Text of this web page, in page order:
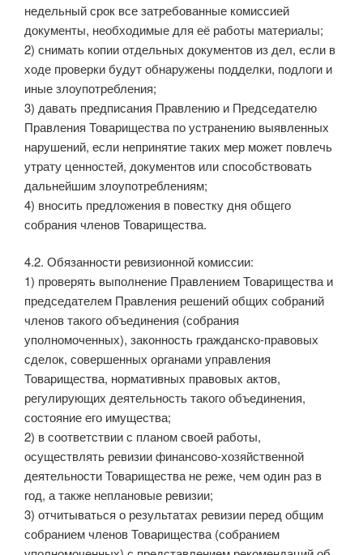
недельный срок все затребованные комиссией
документы, необходимые для её работы материалы;
2) снимать копии отдельных документов из дел, если в
ходе проверки будут обнаружены подделки, подлоги и
иные злоупотребления;
3) давать предписания Правлению и Председателю
Правления Товарищества по устранению выявленных
нарушений, если непринятие таких мер может повлечь
утрату ценностей, документов или способствовать
дальнейшим злоупотреблениям;
4) вносить предложения в повестку дня общего
собрания членов Товарищества.
4.2. Обязанности ревизионной комиссии:
1) проверять выполнение Правлением Товарищества и
председателем Правления решений общих собраний
членов такого объединения (собрания
уполномоченных), законность гражданско-правовых
сделок, совершенных органами управления
Товарищества, нормативных правовых актов,
регулирующих деятельность такого объединения,
состояние его имущества;
2) в соответствии с планом своей работы,
осуществлять ревизии финансово-хозяйственной
деятельности Товарищества не реже, чем один раз в
год, а также неплановые ревизии;
3) отчитываться о результатах ревизии перед общим
собранием членов Товарищества (собранием